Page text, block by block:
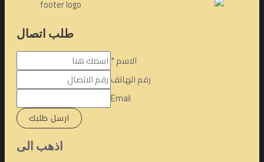
طلب اتصال
الاسم*
رقم الهاتف
Email
ارسل طلبك
اذهب الى